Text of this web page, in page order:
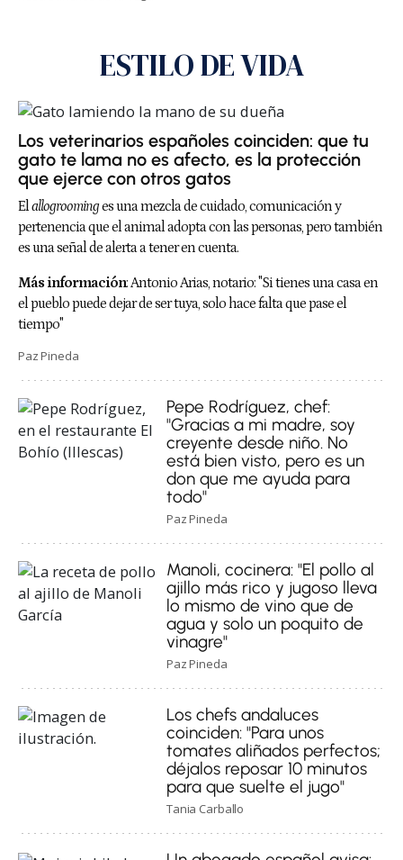
ESTILO DE VIDA
Los veterinarios españoles coinciden: que tu
gato te lama no es afecto, es la protección
que ejerce con otros gatos
Elallogroominges una mezcla de cuidado, comunicación y
pertenencia que el animal adopta con las personas, pero también
es una señal de alerta a tener en cuenta.
Más información:Antonio Arias, notario: "Si tienes una casa en
el pueblo puede dejar de ser tuya, solo hace falta que pase el
tiempo"
Paz Pineda
Pepe Rodríguez, chef:
"Gracias a mi madre, soy
creyente desde niño. No
está bien visto, pero es un
don que me ayuda para
todo"
Paz Pineda
Manoli, cocinera: "El pollo al
ajillo más rico y jugoso lleva
lo mismo de vino que de
agua y solo un poquito de
vinagre"
Paz Pineda
Los chefs andaluces
coinciden: "Para unos
tomates aliñados perfectos;
déjalos reposar 10 minutos
para que suelte el jugo"
Tania Carballo